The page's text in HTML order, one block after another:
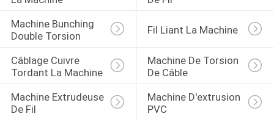
Machine Bunching
Double Torsion
Fil Liant La Machine
Câblage Cuivre
Tordant La Machine
Machine De Torsion
De Câble
Machine Extrudeuse
De Fil
Machine D'extrusion
PVC